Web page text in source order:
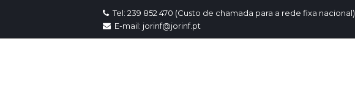
Tel: 239 852 470 (Custo de chamada para a rede fixa nacional)
E-mail: jorinf@jorinf.pt